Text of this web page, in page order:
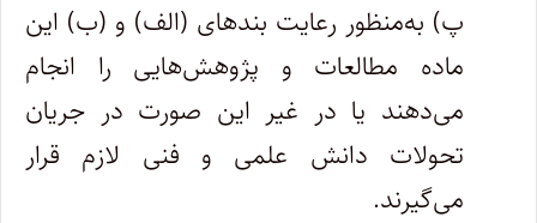
پ) به‌منظور رعایت بندهای (الف) و (ب) این
ماده مطالعات و پژوهش‌هایی را انجام
می‌دهند یا در غیر این صورت در جریان
تحولات دانش علمی و فنی لازم قرار
می‌گیرند.